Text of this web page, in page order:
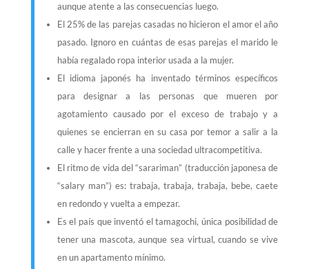
aunque atente a las consecuencias luego.
El 25% de las parejas casadas no hicieron el amor el año
pasado. Ignoro en cuántas de esas parejas el marido le
había regalado ropa interior usada a la mujer.
El idioma japonés ha inventado términos específicos
para designar a las personas que mueren por
agotamiento causado por el exceso de trabajo y a
quienes se encierran en su casa por temor a salir a la
calle y hacer frente a una sociedad ultracompetitiva.
El ritmo de vida del “sarariman” (traducción japonesa de
“salary man”) es: trabaja, trabaja, trabaja, bebe, caete
en redondo y vuelta a empezar.
Es el país que inventó el tamagochi, única posibilidad de
tener una mascota, aunque sea virtual, cuando se vive
en un apartamento mínimo.